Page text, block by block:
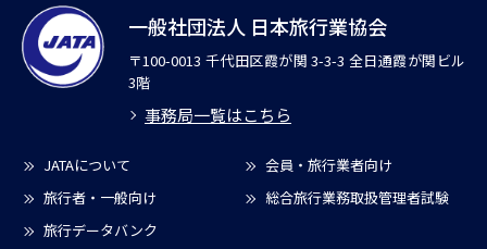
一般社団法人 日本旅行業協会
〒100-0013 千代田区霞が関 3-3-3 全日通霞が関ビル
3階
事務局一覧はこちら
JATAについて
会員・旅行業者向け
旅行者・一般向け
総合旅行業務取扱管理者試験
旅行データバンク